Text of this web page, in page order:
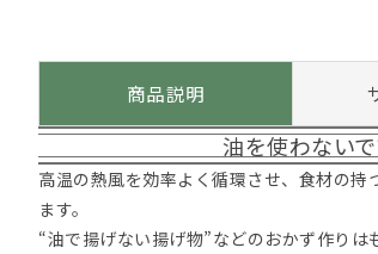
商品説明
油を使わない
高温の熱風を効率よく循環させ、食材の
ます。
“油で揚げない揚げ物”などのおかず作りは